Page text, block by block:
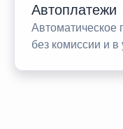
Автоплатежи
Автоматическое
без комиссии и в